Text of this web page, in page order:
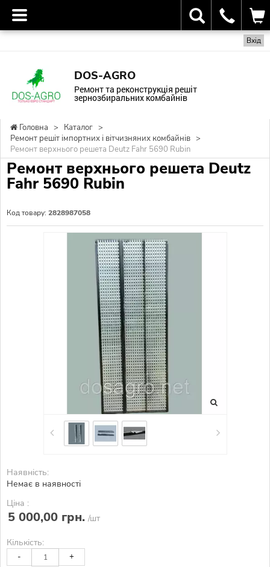
Вхід
DOS-AGRO
Ремонт та реконструкція решіт
зернозбиральних комбайнів
Головна > Каталог >
Ремонт решіт імпортних і вітчизняних комбайнів >
Ремонт верхнього решета Deutz Fahr 5690 Rubin
Ремонт верхнього решета Deutz
Fahr 5690 Rubin
Код товару: 2828987058
Наявність:
Немає в наявності
Ціна :
5 000,00 грн. /шт
Кількість:
- +